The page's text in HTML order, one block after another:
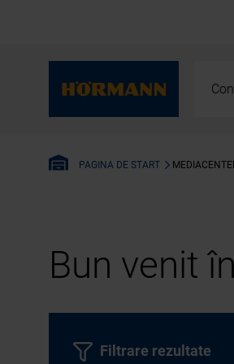
PAGINA DE START
Bun venit
Filtrare rezultate